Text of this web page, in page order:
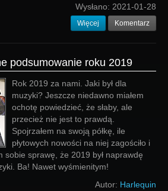
Wysłano: 2021-01-28
Więcej Komentarz
podsumowanie roku 2019
Rok 2019 za nami. Jaki był dla
muzyki? Jeszcze niedawno miałem
ochotę powiedzieć, że słaby, ale
przecież nie jest to prawdą.
Spojrzałem na swoją półkę, ile
płytowych nowości na niej zagościło i
sobie sprawę, że 2019 był naprawdę
Ba! Nawet wyśmienitym!
Autor: Harlequin